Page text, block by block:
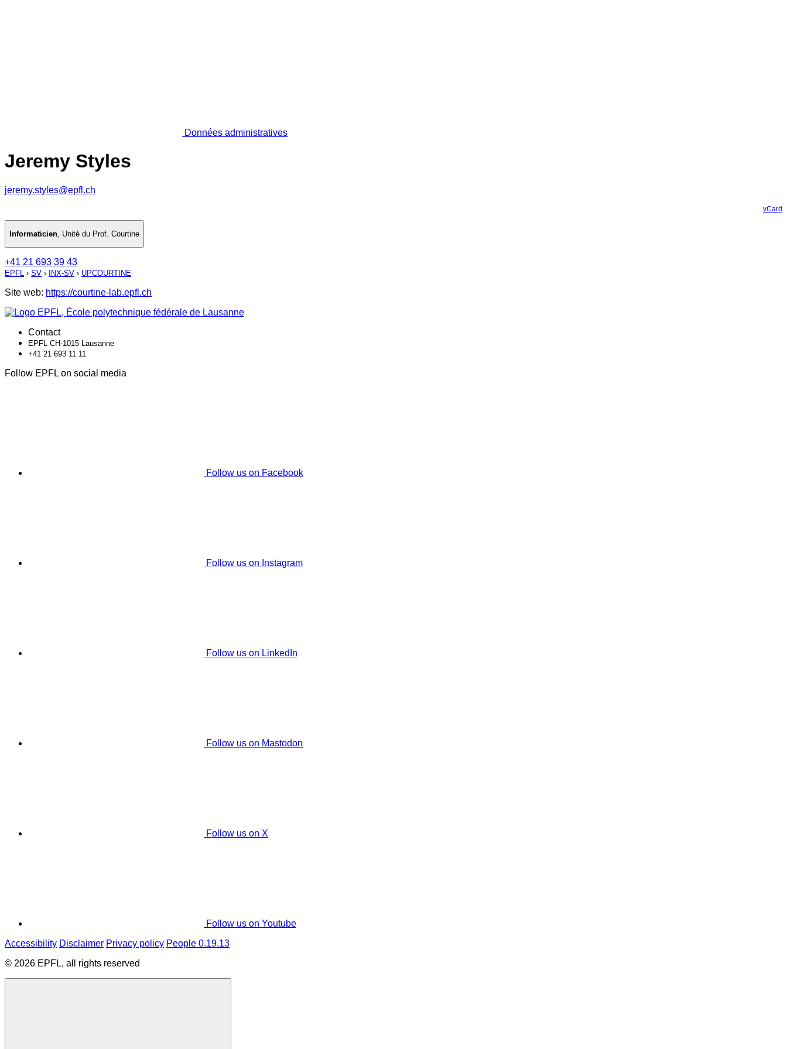
Données administratives
Jeremy Styles
jeremy.styles@epfl.ch
vCard
Informaticien, Unité du Prof. Courtine
+41 21 693 39 43
EPFL › SV › INX-SV › UPCOURTINE
Site web: https://courtine-lab.epfl.ch
Contact
EPFL CH-1015 Lausanne
+41 21 693 11 11
Follow EPFL on social media
Follow us on Facebook
Follow us on Instagram
Follow us on LinkedIn
Follow us on Mastodon
Follow us on X
Follow us on Youtube
Accessibility Disclaimer Privacy policy People 0.19.13
© 2026 EPFL, all rights reserved